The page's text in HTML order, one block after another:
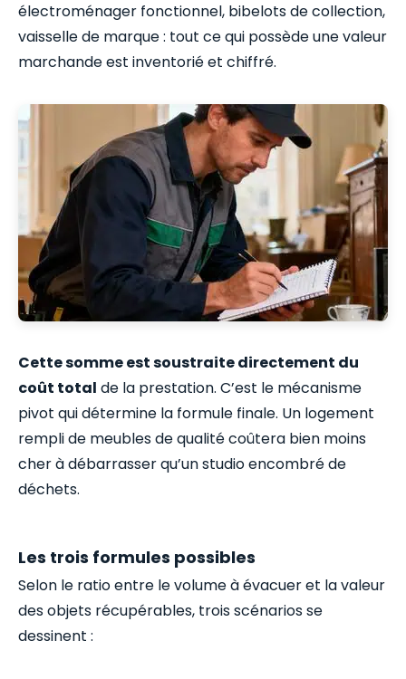
électroménager fonctionnel, bibelots de collection,
vaisselle de marque : tout ce qui possède une valeur
marchande est inventorié et chiffré.
Cette somme est soustraite directement du
coût total de la prestation. C’est le mécanisme
pivot qui détermine la formule finale. Un logement
rempli de meubles de qualité coûtera bien moins
cher à débarrasser qu’un studio encombré de
déchets.
Les trois formules possibles
Selon le ratio entre le volume à évacuer et la valeur
des objets récupérables, trois scénarios se
dessinent :